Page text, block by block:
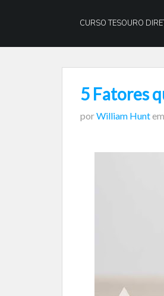
William
CURSO TESOURO
5 Fatores
porWilliam Huntem